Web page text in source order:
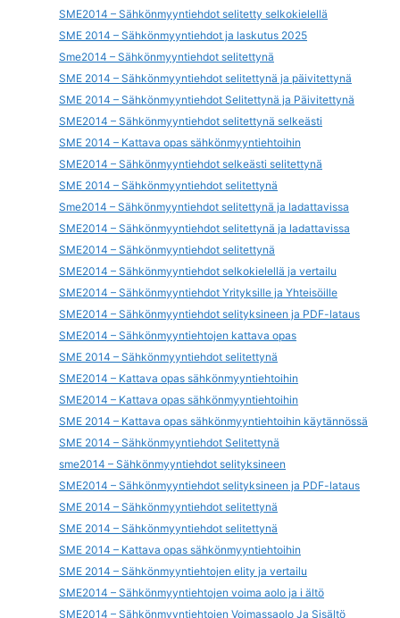
SME2014 – Sähkönmyyntiehdot selitetty selkokielellä
SME 2014 – Sähkönmyyntiehdot ja laskutus 2025
Sme2014 – Sähkönmyyntiehdot selitettynä
SME 2014 – Sähkönmyyntiehdot selitettynä ja päivitettynä
SME 2014 – Sähkönmyyntiehdot Selitettynä ja Päivitettynä
SME2014 – Sähkönmyyntiehdot selitettynä selkeästi
SME 2014 – Kattava opas sähkönmyyntiehtoihin
SME2014 – Sähkönmyyntiehdot selkeästi selitettynä
SME 2014 – Sähkönmyyntiehdot selitettynä
Sme2014 – Sähkönmyyntiehdot selitettynä ja ladattavissa
SME2014 – Sähkönmyyntiehdot selitettynä ja ladattavissa
SME2014 – Sähkönmyyntiehdot selitettynä
SME2014 – Sähkönmyyntiehdot selkokielellä ja vertailu
SME2014 – Sähkönmyyntiehdot Yrityksille ja Yhteisöille
SME2014 – Sähkönmyyntiehdot selityksineen ja PDF-lataus
SME2014 – Sähkönmyyntiehtojen kattava opas
SME 2014 – Sähkönmyyntiehdot selitettynä
SME2014 – Kattava opas sähkönmyyntiehtoihin
SME2014 – Kattava opas sähkönmyyntiehtoihin
SME 2014 – Kattava opas sähkönmyyntiehtoihin käytännössä
SME 2014 – Sähkönmyyntiehdot Selitettynä
sme2014 – Sähkönmyyntiehdot selityksineen
SME2014 – Sähkönmyyntiehdot selityksineen ja PDF-lataus
SME 2014 – Sähkönmyyntiehdot selitettynä
SME 2014 – Sähkönmyyntiehdot selitettynä
SME 2014 – Kattava opas sähkönmyyntiehtoihin
SME 2014 – Sähkönmyyntiehtojen elity ja vertailu
SME2014 – Sähkönmyyntiehtojen voima aolo ja i ältö
SME2014 – Sähkönmyyntiehtojen Voimassaolo Ja Sisältö